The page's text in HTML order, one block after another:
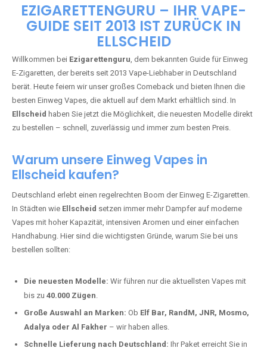
EZIGARETTENGURU – IHR VAPE-
GUIDE SEIT 2013 IST ZURÜCK IN
ELLSCHEID
Willkommen bei Ezigarettenguru, dem bekannten Guide für Einweg
E-Zigaretten, der bereits seit 2013 Vape-Liebhaber in Deutschland
berät. Heute feiern wir unser großes Comeback und bieten Ihnen die
besten Einweg Vapes, die aktuell auf dem Markt erhältlich sind. In
Ellscheid haben Sie jetzt die Möglichkeit, die neuesten Modelle direkt
zu bestellen – schnell, zuverlässig und immer zum besten Preis.
Warum unsere Einweg Vapes in
Ellscheid kaufen?
Deutschland erlebt einen regelrechten Boom der Einweg E-Zigaretten.
In Städten wie Ellscheid setzen immer mehr Dampfer auf moderne
Vapes mit hoher Kapazität, intensiven Aromen und einer einfachen
Handhabung. Hier sind die wichtigsten Gründe, warum Sie bei uns
bestellen sollten:
Die neuesten Modelle: Wir führen nur die aktuellsten Vapes mit
bis zu 40.000 Zügen.
Große Auswahl an Marken: Ob Elf Bar, RandM, JNR, Mosmo,
Adalya oder Al Fakher – wir haben alles.
Schnelle Lieferung nach Deutschland: Ihr Paket erreicht Sie in